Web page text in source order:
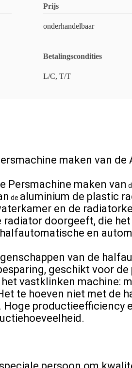
Prijs
onderhandelbaar
Betalingscondities
L/C, T/T
maken van
Persmachine maken van
de aluminium de plastic
en de
doorgeeft, die
en
van de
geschikt voor
vastklinken machine:
te hoeven niet met de
productieefficiency